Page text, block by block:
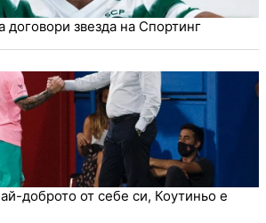
договори звезда на Спортинг
доброто от себе си, Коутиньо е